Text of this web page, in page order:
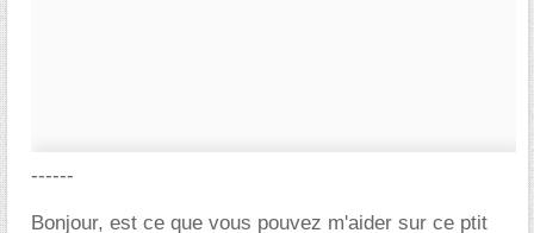
------
Bonjour, est ce que vous pouvez m'aider sur ce ptit